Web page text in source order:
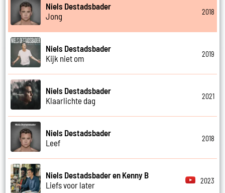
Niels Destadsbader
Jong
2018
Niels Destadsbader
Kijk niet om
2019
Niels Destadsbader
Klaarlichte dag
2021
Niels Destadsbader
Leef
2018
Niels Destadsbader en Kenny B
Liefs voor later
2023